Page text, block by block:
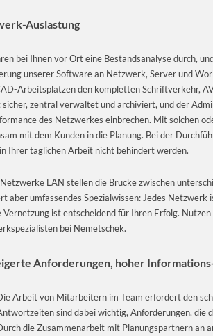
Auslastung
bei Ihnen vor Ort eine Bestandsanalyse durch,
unserer Software an Netzwerk, Server und
Arbeitsplätzen den kompletten Schriftverkehr,
sicher, zentral verwaltet und archiviert, und der
des Netzwerkes einbrechen. Mit solchen
mit dem Kunden in die Planung. Bei der
Ihrer täglichen Arbeit nicht behindert werden.
LAN stellen die Brücke zwischen
aber umfassendes Spezialwissen: Jedes
Vernetzung ist entscheidend für Ihren Erfolg.
bei Nemetschek.
Anforderungen, hoher
Arbeit von Mitarbeitern im Team erfordert den
sind dabei wichtig, Anforderungen, die
die Zusammenarbeit mit Planungspartnern an